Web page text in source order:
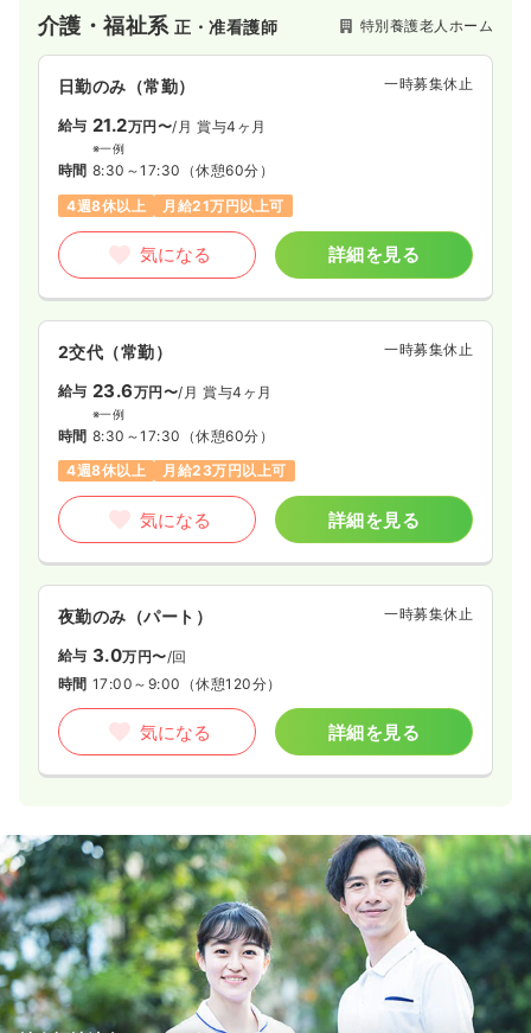
介護・福祉系正・准看護師 特別養護老人ホーム
日勤のみ（常勤） 一時募集休止
給与 21.2万円〜/月 賞与4ヶ月
※一例
時間 8:30～17:30 （休憩60分）
4週8休以上
月給21万円以上可
気になる 詳細を見る
2交代（常勤） 一時募集休止
給与 23.6万円〜/月 賞与4ヶ月
※一例
時間 8:30～17:30 （休憩60分）
4週8休以上
月給23万円以上可
気になる 詳細を見る
夜勤のみ（パート） 一時募集休止
給与 3.0万円〜/回
時間 17:00～9:00 （休憩120分）
気になる 詳細を見る